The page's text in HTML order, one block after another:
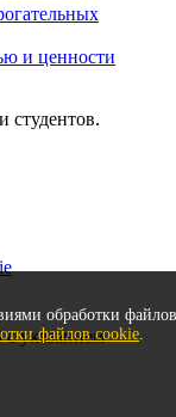
и ценности
обработки файлов
файлов cookie.
студентов.
с указанием